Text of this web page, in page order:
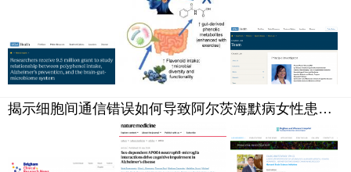
揭示细胞间通信错误如何导致阿尔茨海默病女性患者出现认知障碍